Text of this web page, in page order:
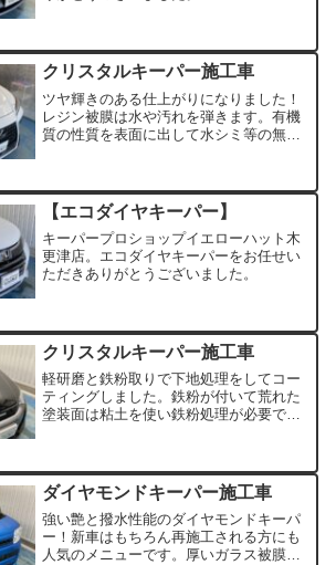
クリスタルキーパー施工車
ツヤ輝きのある仕上がりになりました！
レジン被膜は水や汚れを弾きます。有機
質の性質を表面に出して水シミ等の無機
うちのコーティングがお勧めです。是非
次回も当店をご利用ください。
【エコダイヤキーパー】
キーパープロショップイエローハット木
更津店。エコダイヤキーパーをお任せい
ただきありがとうございました。
クリスタルキーパー施工車
軽研磨と鉄粉取りで下地処理をしてコー
ティングしました。鉄粉が付いて荒れた
塗装面は粘土を使い鉄粉処理が必要で
は磨くと一段と綺麗に仕上がりますね！
クリスタルキーパーは汚れから塗装面を
守りますので、1年に1度の施工がオスス
メです。
ダイヤモンドキーパー施工車
強い艶と撥水性能のダイヤモンドキーパ
ー！新車はもちろん再施工される方にも
人気のメニューです。厚いガラス被膜が